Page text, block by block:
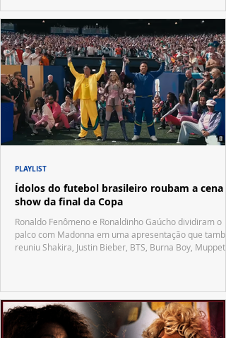
Ídolos do futebol brasileiro roubam a cena
show da final da Copa
Ronaldo Fenômeno e Ronaldinho Gaúcho dividiram o
palco com Madonna em uma apresentação que
reuniu Shakira, Justin Bieber, BTS, Burna Boy, Muppets,
PLAYLIST